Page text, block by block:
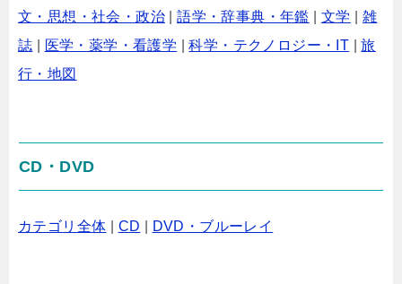
文・思想・社会・政治 |語学・辞事典・年鑑 |文学 |雑
誌
医学・薬学・看護学 |科学・テクノロジー・IT |旅
行・地図
CD・DVD
カテゴリ全体 CD DVD・ブルーレイ